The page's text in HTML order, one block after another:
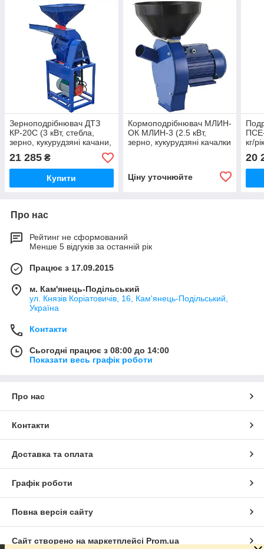
Зерноподрібнювач ДТЗ
КР-20С (3 кВт, стебла,
зерно, кукурудзяні качани,
коренеплоди)
21 285 ₴
Купити
Кормоподрібнювач МЛИН-
ОК МЛИН-3 (2.5 кВт,
зерно, кукурудзяні качалки
Ціну уточнюйте
кг/
20
Про нас
Рейтинг не сформований
Менше 5 відгуків за останній рік
Працює з 17.09.2015
м. Кам'янець-Подільський
ул. Князів Коріатовичів, 16, Кам'янець-Подільський,
Україна
Контакти
Сьогодні працює з 08:00 до 14:00
Показати весь графік роботи
Про нас
Контакти
Доставка та оплата
Графік роботи
Повна версія сайту
Сайт створено на маркетплейсі Prom.ua